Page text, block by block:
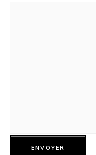
ENVOYER